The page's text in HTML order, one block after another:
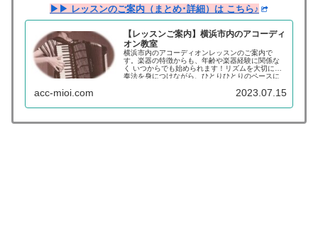
▶▶ レッスンのご案内（まとめ･詳細）は こちら♪
【レッスンご案内】横浜市内のアコーディ
オン教室
横浜市内のアコーディオンレッスンのご案内で
す。楽器の特徴からも、年齢や楽器経験に関係な
く いつからでも始められます！リズムを大切にし
奏法を身につけながら、ひとりひとりのペースに
をもってアコーディオンをお楽しみいただけま
みませんか？～
acc-mioi.com 2023.07.15